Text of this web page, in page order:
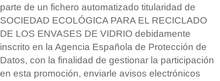
parte de un fichero automatizado titularidad de
SOCIEDAD ECOLÓGICA PARA EL RECICLADO
DE LOS ENVASES DE VIDRIO debidamente
inscrito en la Agencia Española de Protección de
Datos, con la finalidad de gestionar la participación
en esta promoción, enviarle avisos electrónicos